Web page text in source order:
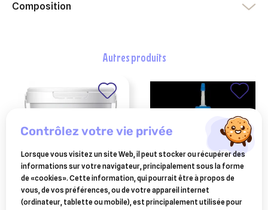
Composition
autres produits
ESC LABORATOIRE
esc laboratoire
virbac epi-otic
nettoyant oreilles pour
contrôlez votre vie privée
Lorsque vous visitez un site Web, il peut stocker ou récupérer des
informations sur votre navigateur, principalement sous la forme
de «cookies». Cette information, qui pourrait être à propos de
vous, de vos préférences, ou de votre appareil internet
(ordinateur, tablette ou mobile), est principalement utilisée pour